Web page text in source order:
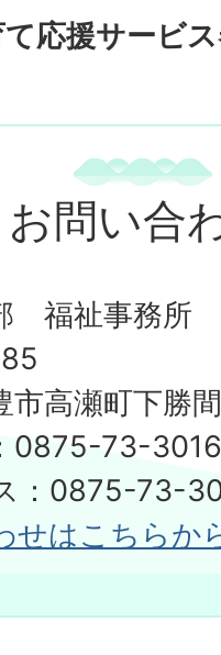
応援サービ
お問い合
福祉事務所
市高瀬町下勝
0875-73-
：0875-73-
せはこちらか